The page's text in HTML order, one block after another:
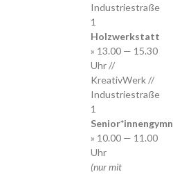
Industriestraße
1
Holzwerkstatt
» 13.00 — 15.30
Uhr //
KreativWerk //
Industriestraße
1
» 10.00 — 11.00
Uhr
(nur mit